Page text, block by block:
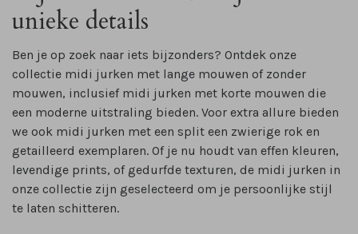
unieke details
Ben je op zoek naar iets bijzonders? Ontdek onze
collectie midi jurken met lange mouwen of zonder
mouwen, inclusief midi jurken met korte mouwen die
een moderne uitstraling bieden. Voor extra allure bieden
we ook midi jurken met een split een zwierige rok en
getailleerd exemplaren. Of je nu houdt van effen kleuren,
levendige prints, of gedurfde texturen, de midi jurken in
onze collectie zijn geselecteerd om je persoonlijke stijl
te laten schitteren.